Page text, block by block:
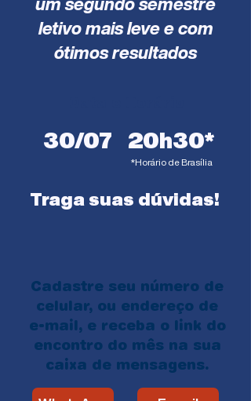
letivo mais leve e com
ótimos resultados
30/07 20h30*
*Horário de Brasília
Traga suas dúvidas!
Cadastre seu número de
celular, ou endereço de
e-mail, e receba o link do
encontro do mês na sua
caixa de mensagens.